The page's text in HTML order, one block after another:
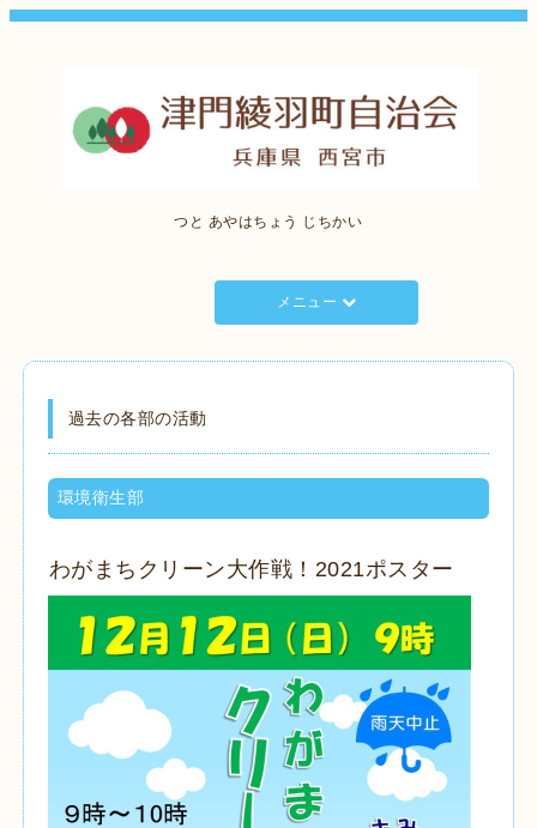
つと あやはちょう じちかい
メニュー
過去の各部の活動
環境衛生部
わがまちクリーン大作戦！2021ポスター